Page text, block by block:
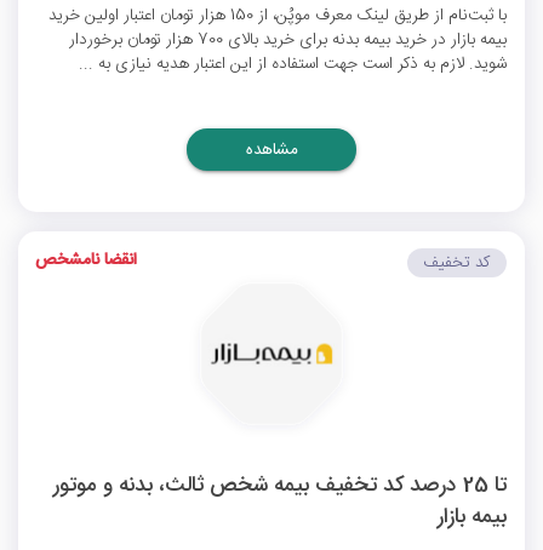
با ثبت‌نام از طریق لینک معرف موپُن، از 150 هزار تومان اعتبار اولین خرید
بیمه بازار در خرید بیمه بدنه برای خرید بالای 700 هزار تومان برخوردار
شوید. لازم به ذکر است جهت استفاده از این اعتبار هدیه نیازی به ...
مشاهده
تا 25 درصد کد تخفیف بیمه شخص ثالث، بدنه و موتور
بیمه بازار
کد تخفیف انقضا نامشخص